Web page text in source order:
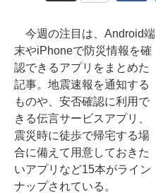
今週の注目は、Android端
末やiPhoneで防災情報を確
認できるアプリをまとめた
記事。地震速報を通知する
ものや、安否確認に利用で
きる伝言サービスアプリ、
震災時に徒歩で帰宅する場
合に備えて用意しておきた
いアプリなど15本がライン
ナップされている。